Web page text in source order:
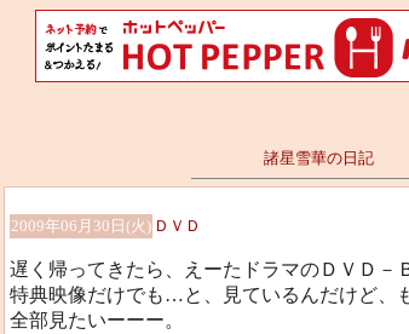
諸星雪華の日記
2009年06月30日(火) ＤＶＤ
遅く帰ってきたら、えーたドラマのＤＶＤ－
特典映像だけでも…と、見ているんだけど、
全部見たいーーー。